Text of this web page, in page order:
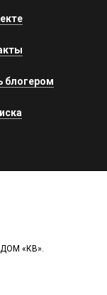
блогером
«КВ».